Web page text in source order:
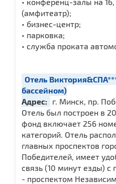
(амфитеатр);
• бизнес-центр;
• парковка;
• служба проката
Отель
бассейном)
Адрес:
г. Минск, пр.
Отель был построен в
фонд включает 256
категорий. Отель
главных проспектов
Победителей, имеет
связь (10 минут езды) с
- проспектом